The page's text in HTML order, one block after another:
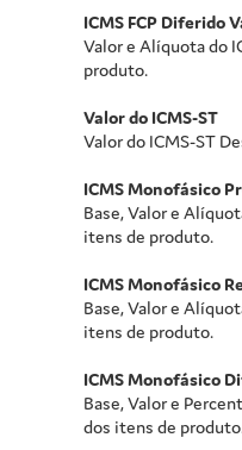
ICMS FCP Diferido
Valor e Alíquota do
produto.
Valor do ICMS-ST
Valor do ICMS-ST
ICMS Monofásico
Base, Valor e
itens de produto.
ICMS Monofásico
Base, Valor e
itens de produto.
ICMS Monofásico
Base, Valor e
dos itens de